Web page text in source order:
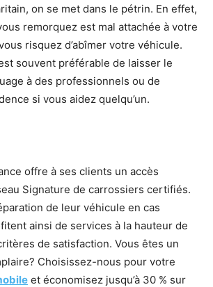
on se met dans le pétrin. En effet,
remorquez est mal attachée à votre
risquez d’abîmer votre véhicule.
souvent préférable de laisser le
à des professionnels ou de
si vous aidez quelqu’un.
offre à ses clients un accès
Signature de carrossiers certifiés.
de leur véhicule en cas
ainsi de services à la hauteur de
de satisfaction. Vous êtes un
Choisissez-nous pour votre
et économisez jusqu’à 30 % sur